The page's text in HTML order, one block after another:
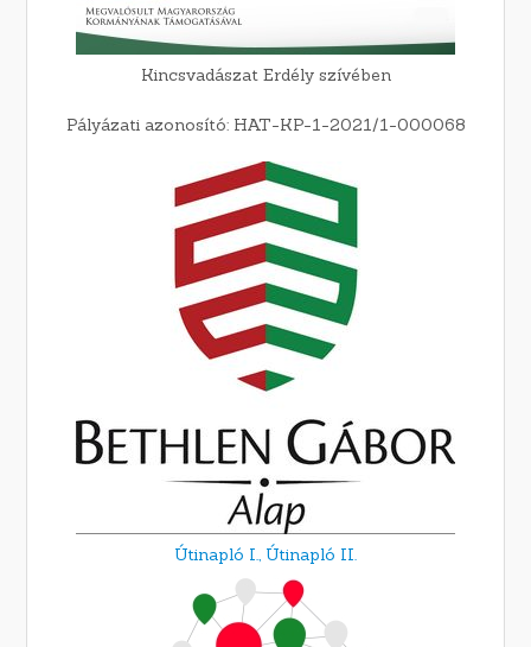
Kincsvadászat Erdély szívében
Pályázati azonosító: HAT-KP-1-2021/1-000068
Útinapló I., Útinapló II.